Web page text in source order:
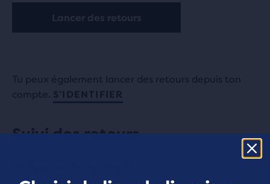
Lancer des retours
Tu peux également lancer des retours depuis ton
compte. S’IDENTIFIER
Suivi des retours